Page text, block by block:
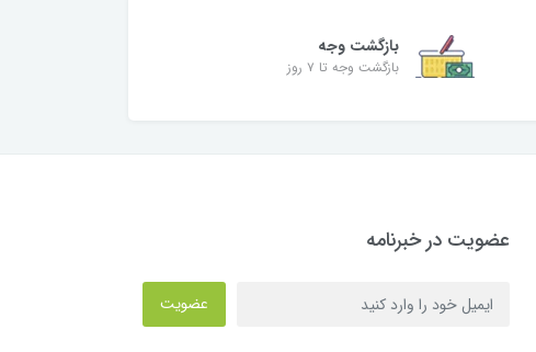
بازگشت وجه
بازگشت وجه تا ۷ روز
عضویت در خبرنامه
عضویت